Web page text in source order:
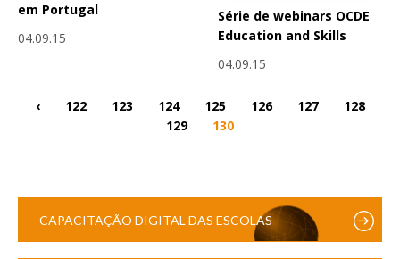
em Portugal
04.09.15
Série de webinars OCDE
Education and Skills
04.09.15
‹ 122 123 124 125 126 127
128
129
130
CAPACITAÇÃO DIGITAL DAS ESCOLAS